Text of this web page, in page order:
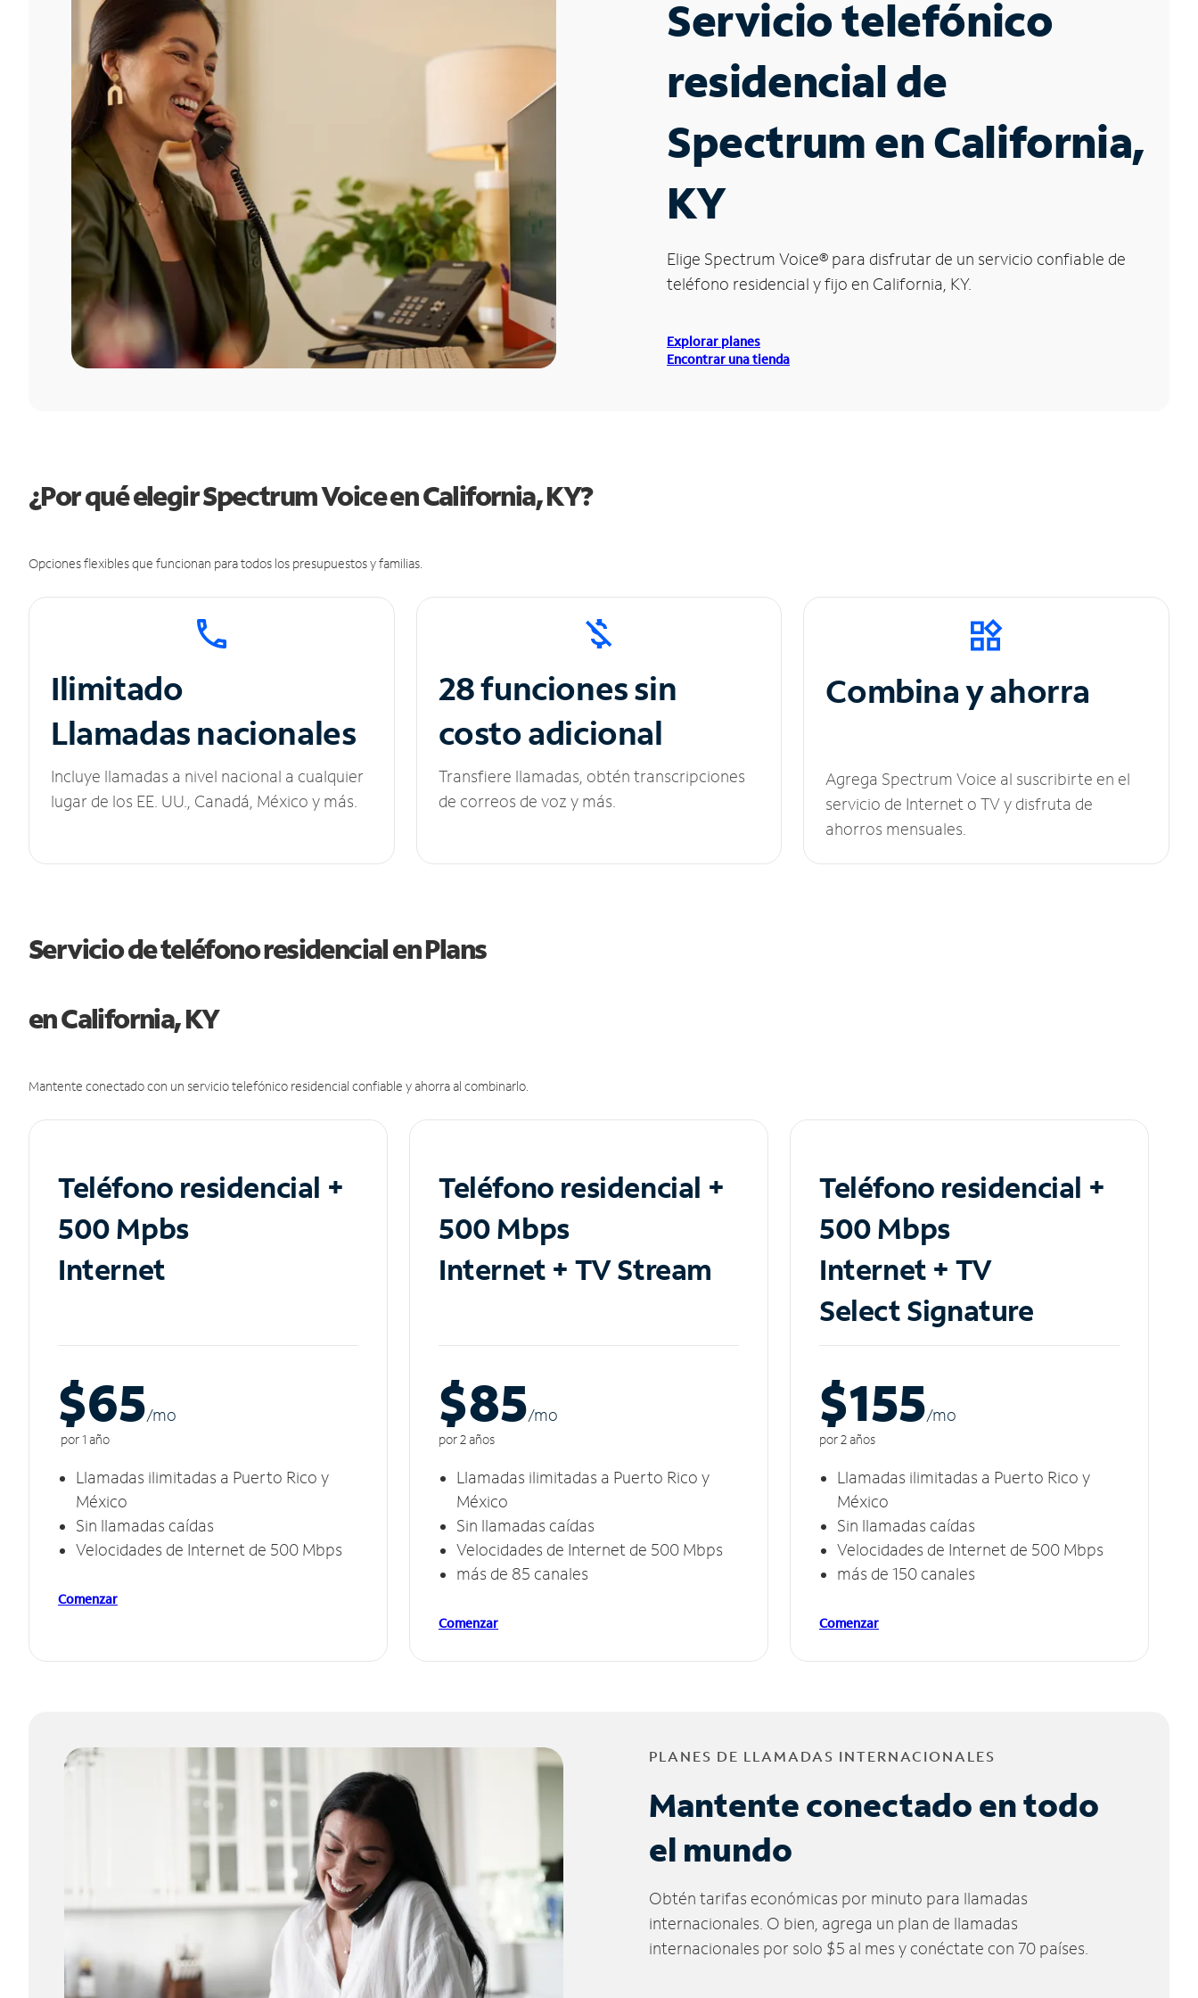
Servicio telefónico
residencial de
Spectrum en California,
KY
Elige Spectrum Voice® para disfrutar de un servicio confiable de
teléfono residencial y fijo en California, KY.
Explorar planes
Encontrar una tienda
¿Por qué elegir Spectrum Voice en California, KY?
Opciones flexibles que funcionan para todos los presupuestos y familias.
Ilimitado
Llamadas nacionales
Incluye llamadas a nivel nacional a cualquier
lugar de los EE. UU., Canadá, México y más.
28 funciones sin
costo adicional
Transfiere llamadas, obtén transcripciones
de correos de voz y más.
Combina y ahorra
Agrega Spectrum Voice al suscribirte en el
servicio de Internet o TV y disfruta de
ahorros mensuales.
Servicio de teléfono residencial en Plans
en California, KY
Mantente conectado con un servicio telefónico residencial confiable y ahorra al combinarlo.
Teléfono residencial +
500 Mpbs
Internet
$65/mo
por 1 año
Llamadas ilimitadas a Puerto Rico y
México
Sin llamadas caídas
Velocidades de Internet de 500 Mbps
Comenzar
Teléfono residencial +
500 Mbps
Internet + TV Stream
$85/mo
por 2 años
Llamadas ilimitadas a Puerto Rico y
México
Sin llamadas caídas
Velocidades de Internet de 500 Mbps
más de 85 canales
Comenzar
Teléfono residencial +
500 Mbps
Internet + TV
Select Signature
$155/mo
por 2 años
Llamadas ilimitadas a Puerto Rico y
México
Sin llamadas caídas
Velocidades de Internet de 500 Mbps
más de 150 canales
Comenzar
PLANES DE LLAMADAS INTERNACIONALES
Mantente conectado en todo
el mundo
Obtén tarifas económicas por minuto para llamadas
internacionales. O bien, agrega un plan de llamadas
internacionales por solo $5 al mes y conéctate con 70 países.